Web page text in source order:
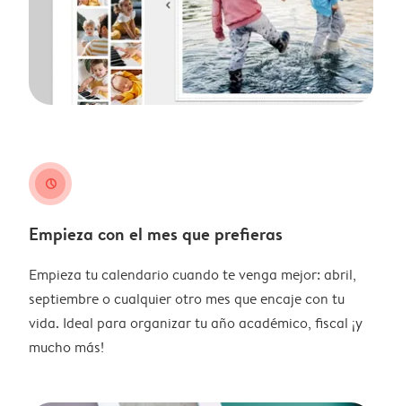
clock
Empieza con el mes que prefieras
Empieza tu calendario cuando te venga mejor: abril,
septiembre o cualquier otro mes que encaje con tu
vida. Ideal para organizar tu año académico, fiscal ¡y
mucho más!